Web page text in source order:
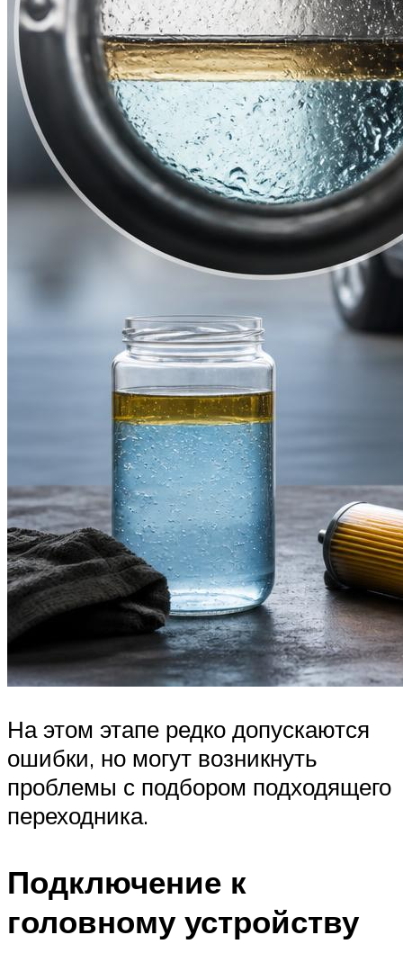
На этом этапе редко допускаются
ошибки, но могут возникнуть
проблемы с подбором подходящего
переходника.
Подключение к
головному устройству